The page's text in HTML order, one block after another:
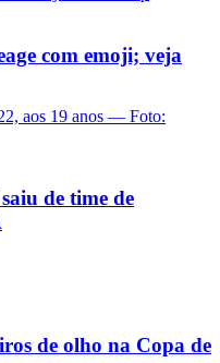
com emoji; veja
de time de
de olho na Copa de